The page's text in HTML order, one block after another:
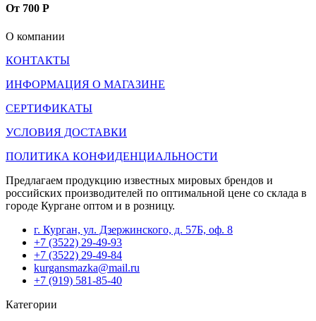
От 700 Р
О компании
КОНТАКТЫ
ИНФОРМАЦИЯ О МАГАЗИНЕ
СЕРТИФИКАТЫ
УСЛОВИЯ ДОСТАВКИ
ПОЛИТИКА КОНФИДЕНЦИАЛЬНОСТИ
Предлагаем продукцию известных мировых брендов и
российских производителей по оптимальной цене со склада в
городе Кургане оптом и в розницу.
г. Курган, ул. Дзержинского, д. 57Б, оф. 8
+7 (3522) 29-49-93
+7 (3522) 29-49-84
kurgansmazka@mail.ru
+7 (919) 581-85-40
Категории